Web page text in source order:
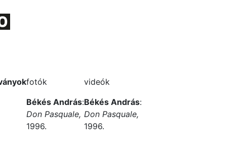
fotók
Békés András:
Don Pasquale,
1996.
videók
Békés András:
Don Pasquale,
1996.